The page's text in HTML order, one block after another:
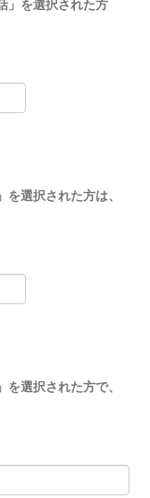
」を選択された方
選択された方は、
選択された方で、